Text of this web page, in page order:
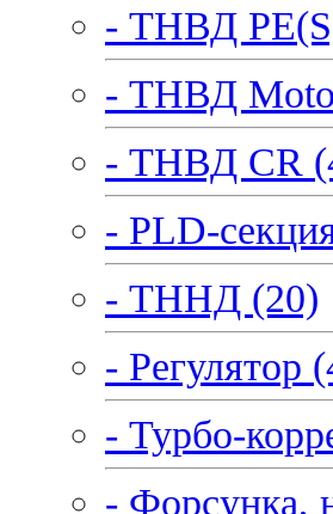
- ТНВД
- ТНВД
- ТНВД CR
- PLD-
- ТННД (20)
- Регулятор
- Турбо-
- Форсунка,